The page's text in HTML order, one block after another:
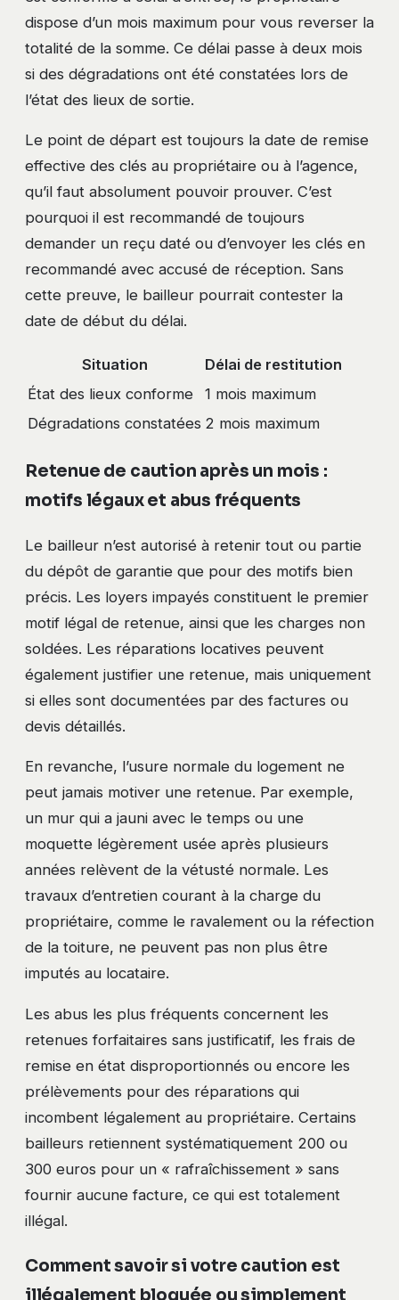
dispose d’un mois maximum pour vous reverser la
totalité de la somme. Ce délai passe à deux mois
si des dégradations ont été constatées lors de
l’état des lieux de sortie.
Le point de départ est toujours la date de remise
effective des clés au propriétaire ou à l’agence,
qu’il faut absolument pouvoir prouver. C’est
pourquoi il est recommandé de toujours
demander un reçu daté ou d’envoyer les clés en
recommandé avec accusé de réception. Sans
cette preuve, le bailleur pourrait contester la
date de début du délai.
Situation
Délai de restitution
État des lieux conforme
1 mois maximum
Dégradations constatées 2 mois maximum
Retenue de caution après un mois :
motifs légaux et abus fréquents
Le bailleur n’est autorisé à retenir tout ou partie
du dépôt de garantie que pour des motifs bien
précis. Les loyers impayés constituent le premier
motif légal de retenue, ainsi que les charges non
soldées. Les réparations locatives peuvent
également justifier une retenue, mais uniquement
si elles sont documentées par des factures ou
devis détaillés.
En revanche, l’usure normale du logement ne
peut jamais motiver une retenue. Par exemple,
un mur qui a jauni avec le temps ou une
moquette légèrement usée après plusieurs
années relèvent de la vétusté normale. Les
travaux d’entretien courant à la charge du
propriétaire, comme le ravalement ou la réfection
de la toiture, ne peuvent pas non plus être
imputés au locataire.
Les abus les plus fréquents concernent les
retenues forfaitaires sans justificatif, les frais de
remise en état disproportionnés ou encore les
prélèvements pour des réparations qui
incombent légalement au propriétaire. Certains
bailleurs retiennent systématiquement 200 ou
300 euros pour un « rafraîchissement » sans
fournir aucune facture, ce qui est totalement
illégal.
Comment savoir si votre caution est
illégalement bloquée ou simplement